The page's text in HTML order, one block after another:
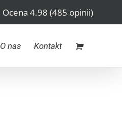
Ocena 4.98 (485 opinii)
O nas Kontakt